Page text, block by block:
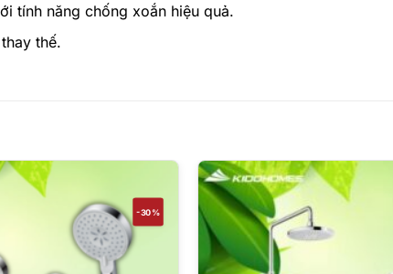
tính năng chống xoắn hiệu quả.
thế.
-30%